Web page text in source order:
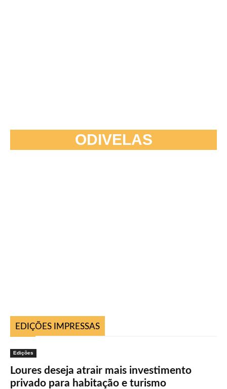
ODIVELAS
EDIÇÕES IMPRESSAS
Edições
Loures deseja atrair mais investimento
privado para habitação e turismo